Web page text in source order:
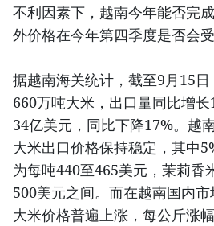
不利因素下，越南今年能否完
外价格在今年第四季度是否会
据越南海关统计，截至9月15
660万吨大米，出口量同比增
34亿美元，同比下降17%。越
大米出口价格保持稳定，其中
为每吨440至465美元，茉莉香
500美元之间。而在越南国内市
大米价格普遍上涨，每公斤涨